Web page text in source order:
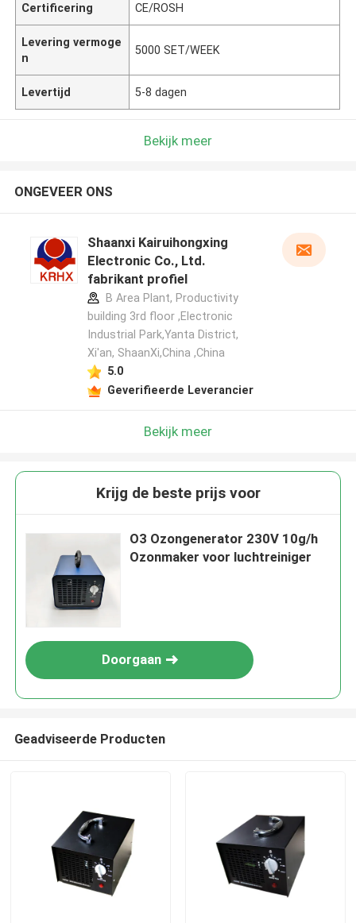
Certificering CE/ROSH
Levering vermoge
n
5000 SET/WEEK
Levertijd 5-8 dagen
Bekijk meer
ONGEVEER ONS
Shaanxi Kairuihongxing
Electronic Co., Ltd.
fabrikant profiel
B Area Plant, Productivity
building 3rd floor ,Electronic
Industrial Park,Yanta District,
Xi'an, ShaanXi,China ,China
5.0
Geverifieerde Leverancier
Bekijk meer
Krijg de beste prijs voor
O3 Ozongenerator 230V 10g/h
Ozonmaker voor luchtreiniger
Doorgaan
Geadviseerde Producten